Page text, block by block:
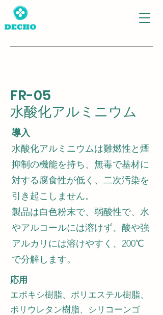
FR-05
水酸化アルミニウム
導入
水酸化アルミニウムは難燃性と煙
抑制の機能を持ち、無毒で基材に
対する腐食性が低く、二次汚染を
引き起こしません。
製品は白色粉末で、弱酸性で、水
やアルコールには溶けず、酸や強
アルカリには溶けやすく、200℃
で分解します。
応用
エポキシ樹脂、ポリエステル樹脂、
ポリウレタン樹脂、シリコーンゴ